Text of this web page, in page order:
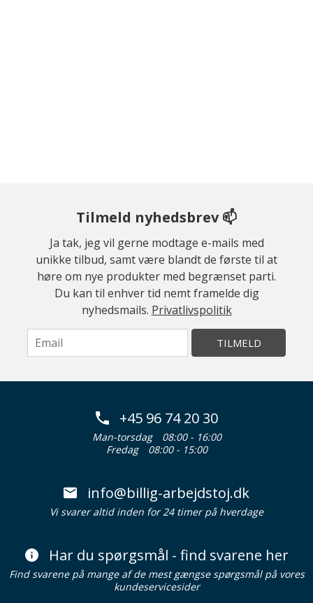
Tilmeld nyhedsbrev 📫
Ja tak, jeg vil gerne modtage e-mails med
unikke tilbud, samt være blandt de første til at
høre om nye produkter med begrænset parti.
Du kan til enhver tid nemt framelde dig
nyhedsmails. Privatlivspolitik
TILMELD
+45 96 74 20 30
Man-torsdag
08:00 - 16:00
Fredag
08:00 - 15:00
info@billig-arbejdstoj.dk
Vi svarer altid inden for 24 timer på hverdage
Har du spørgsmål - find svarene her
Find svarene på mange af de mest gængse spørgsmål på vores
kundeservicesider